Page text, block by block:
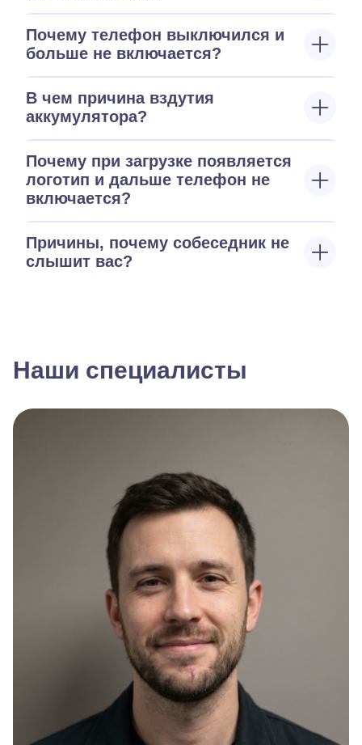
Почему телефон выключился и
больше не включается?
В чем причина вздутия
аккумулятора?
Почему при загрузке появляется
логотип и дальше телефон не
включается?
Причины, почему собеседник не
слышит вас?
Наши специалисты